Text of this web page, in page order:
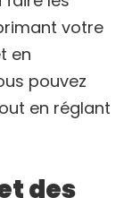
votre
en
pouvez
en réglant
des